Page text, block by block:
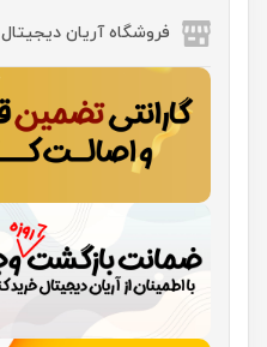
فروشگاه آریان دیجیتال